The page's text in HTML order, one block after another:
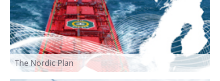
The Nordic Plan